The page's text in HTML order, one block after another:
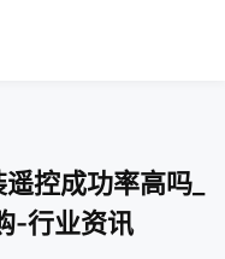
控成功率高吗_
-行业资讯